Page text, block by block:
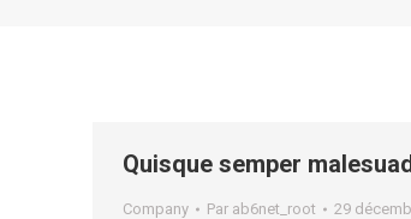
Quisque semper
Company Par ab6net_root 29